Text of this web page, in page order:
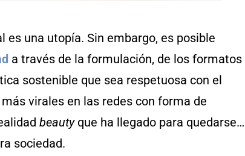
una utopía. Sin embargo, es posible
a través de la formulación, de los formatos
sostenible que sea respetuosa con el
virales en las redes con forma de
beautyque ha llegado para quedarse…
sociedad.